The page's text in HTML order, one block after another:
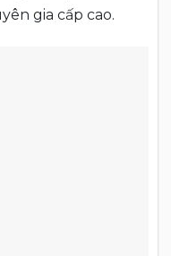
gia cấp cao.